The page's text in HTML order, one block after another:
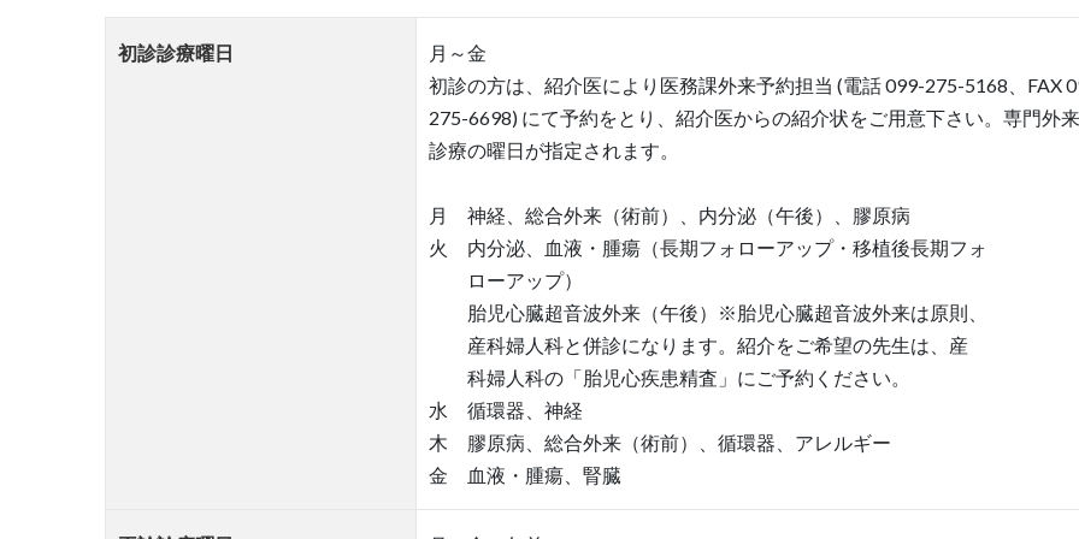
初診診療曜日
月～金
初診の方は、紹介医により医務課外来予約担当 (電話 099-275-5168、FAX
275-6698) にて予約をとり、紹介医からの紹介状をご用意下さい。専門外来
診療の曜日が指定されます。
月 神経、総合外来（術前）、内分泌（午後）、膠原病
火 内分泌、血液・腫瘍（長期フォローアップ・移植後長期フォ
ローアップ）
胎児心臓超音波外来（午後）※胎児心臓超音波外来は原則、
産科婦人科と併診になります。紹介をご希望の先生は、産
科婦人科の「胎児心疾患精査」にご予約ください。
水 循環器、神経
木 膠原病、総合外来（術前）、循環器、アレルギー
金 血液・腫瘍、腎臓